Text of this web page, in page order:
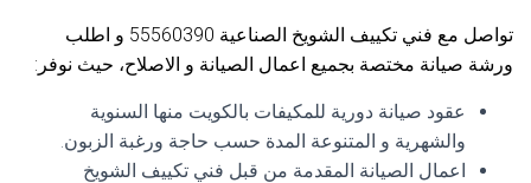
تواصل مع فني تكييف الشويخ الصناعية 55560390 و اطلب
ورشة صيانة مختصة بجميع اعمال الصيانة و الاصلاح، حيث نوفر:
عقود صيانة دورية للمكيفات بالكويت منها السنوية
والشهرية و المتنوعة المدة حسب حاجة ورغبة الزبون.
اعمال الصيانة المقدمة من قبل فني تكييف الشويخ